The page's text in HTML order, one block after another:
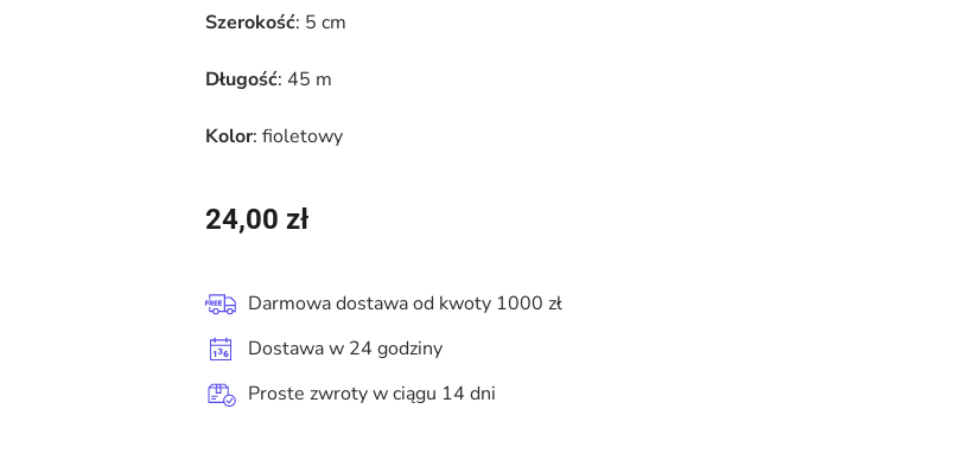
Szerokość: 5 cm
Długość: 45 m
Kolor: fioletowy
24,00 zł
Darmowa dostawa od kwoty 1000 zł
Dostawa w 24 godziny
Proste zwroty w ciągu 14 dni